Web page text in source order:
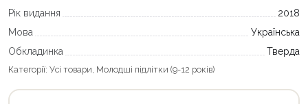
Рік видання
2018
Мова
Українська
Обкладинка
Тверда
Категорії: Усі товари Молодші підлітки (9-12 років)